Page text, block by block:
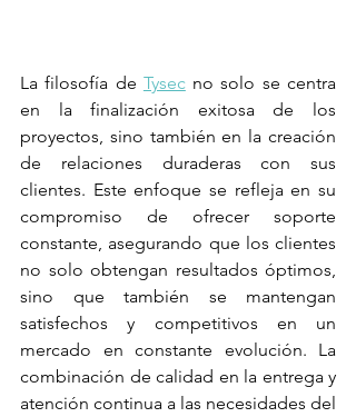
La filosofía de Tysec no solo se centra
en la finalización exitosa de los
proyectos, sino también en la creación
de relaciones duraderas con sus
clientes. Este enfoque se refleja en su
compromiso de ofrecer soporte
constante, asegurando que los clientes
no solo obtengan resultados óptimos,
sino que también se mantengan
satisfechos y competitivos en un
mercado en constante evolución. La
combinación de calidad en la entrega y
atención continua a las necesidades del